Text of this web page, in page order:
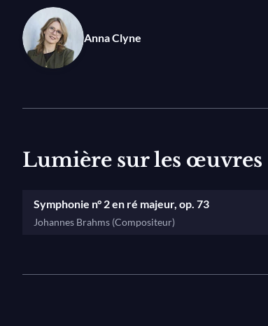
Anna Clyne
Lumière sur les œuvres
Symphonie n° 2 en ré majeur, op. 73
Johannes Brahms (Compositeur)